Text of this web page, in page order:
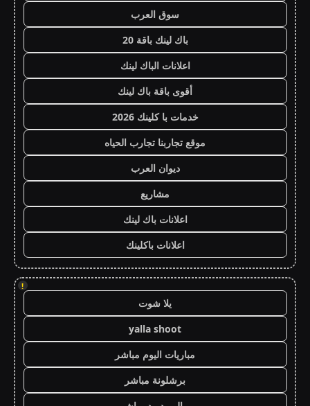
سوق العرب
باك لينك باقة 20
اعلانات الباك لينك
أقوى باقة باك لينك
خدمات با كلينك 2026
موقع تجاربنا تجارب الحياه
ديوان العرب
مشاريع
اعلانات باك لينك
اعلانات باكلينك
!
يلا شوت
yalla shoot
مباريات اليوم مباشر
برشلونة مباشر